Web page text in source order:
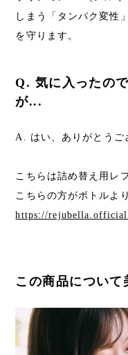
しまう「タンパク変性
を守ります。
Q. 気に入ったの
が...
A. はい、ありがとうご
こちらは詰め替え用レ
こちらの方がボトルよ
https://
この商品について